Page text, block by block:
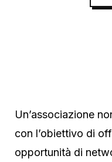
Un’associazione
con l’obiettivo di
opportunità di